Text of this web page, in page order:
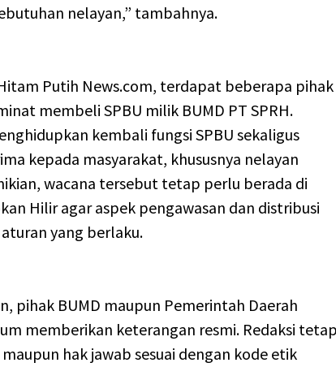
nelayan,” tambahnya.
Putih News.com, terdapat beberapa pihak
membeli SPBU milik BUMD PT SPRH.
kembali fungsi SPBU sekaligus
kepada masyarakat, khususnya nelayan
wacana tersebut tetap perlu berada di
Hilir agar aspek pengawasan dan distribusi
aturan yang berlaku.
pihak BUMD maupun Pemerintah Daerah
memberikan keterangan resmi. Redaksi tetap
hak jawab sesuai dengan kode etik